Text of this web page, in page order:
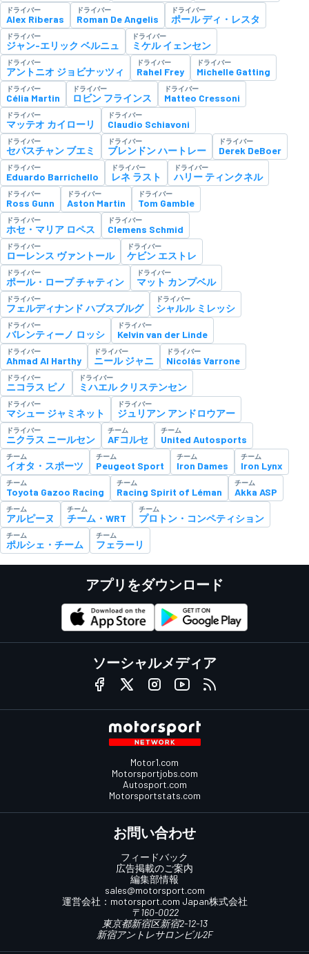
ドライバー
Alex Riberas
ドライバー
Roman De Angelis
ドライバー
ポール ディ・レスタ
ドライバー
ジャン-エリック ベルニュ
ドライバー
ミケル イェンセン
ドライバー
アントニオ ジョビナッツィ
ドライバー
Rahel Frey
ドライバー
Michelle Gatting
ドライバー
Célia Martin
ドライバー
ロビン フラインス
ドライバー
Matteo Cressoni
ドライバー
マッテオ カイローリ
ドライバー
Claudio Schiavoni
ドライバー
セバスチャン ブエミ
ドライバー
ブレンドン ハートレー
ドライバー
Derek DeBoer
ドライバー
Eduardo Barrichello
ドライバー
レネ ラスト
ドライバー
ハリー ティンクネル
ドライバー
Ross Gunn
ドライバー
Aston Martin
ドライバー
Tom Gamble
ドライバー
ホセ・マリア ロペス
ドライバー
Clemens Schmid
ドライバー
ローレンス ヴァントール
ドライバー
ケビン エストレ
ドライバー
ポール・ロープ チャティン
ドライバー
マット カンプベル
ドライバー
フェルディナンド ハブスブルグ
ドライバー
シャルル ミレッシ
ドライバー
バレンティーノ ロッシ
ドライバー
Kelvin van der Linde
ドライバー
Ahmad Al Harthy
ドライバー
ニール ジャニ
ドライバー
Nicolás Varrone
ドライバー
ニコラス ピノ
ドライバー
ミハエル クリステンセン
ドライバー
マシュー ジャミネット
ドライバー
ジュリアン アンドロウアー
ドライバー
ニクラス ニールセン
チーム
AFコルセ
チーム
United Autosports
チーム
イオタ・スポーツ
チーム
Peugeot Sport
チーム
Iron Dames
チーム
Iron Lynx
チーム
Toyota Gazoo Racing
チーム
Racing Spirit of Léman
チーム
Akka ASP
チーム
アルピーヌ
チーム
チーム・WRT
チーム
プロトン・コンペティション
チーム
ポルシェ・チーム
チーム
フェラーリ
アプリをダウンロード
ソーシャルメディア
Motor1.com
Motorsportjobs.com
Autosport.com
Motorsportstats.com
お問い合わせ
フィードバック
広告掲載のご案内
編集部情報
sales@motorsport.com
運営会社： motorsport.com Japan株式会社
〒160-0022
東京都新宿区新宿2-12-13
新宿アントレサロンビル2F